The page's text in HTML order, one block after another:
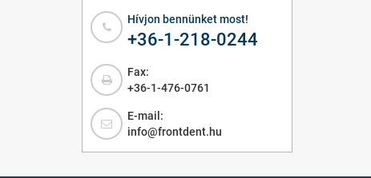
Hívjon bennünket most!
+36-1-218-0244
Fax:
+36-1-476-0761
E-mail:
info@frontdent.hu